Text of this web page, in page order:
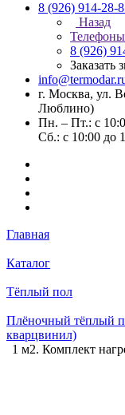
8 (926) 914-28-
Назад
Телефоны
8 (926)
Заказать
г. Москва, ул.
Люблино)
Пн. – Пт.: с
Сб.: с 10:00 до
Главная
Каталог
Тёплый пол
Плёночный тёплый
кварцвинил)
1 м2. Комплект